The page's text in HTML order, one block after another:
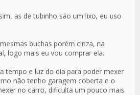
as de tubinho são um lixo, eu uso
buchas porém cinza, na
logo mais eu vou comprar ela.
tempo e luz do dia para poder mexer
não tenho garagem coberta e o
no carro, dificulta um pouco mais.